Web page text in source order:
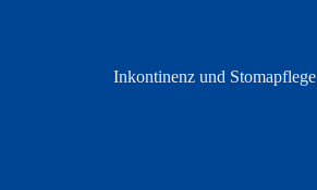
Inkontinenz und Stomapflege